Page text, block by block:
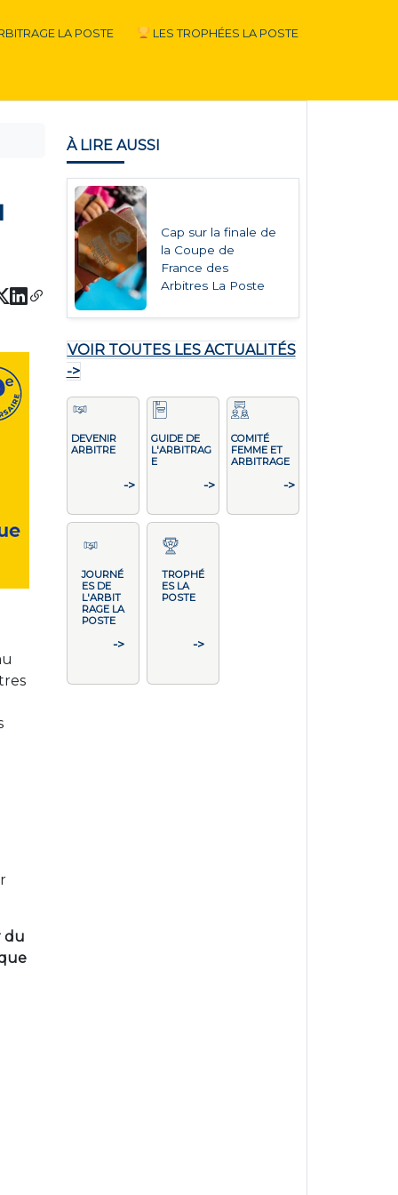
LA POSTE LES TROPHÉES LA POSTE
du
À LIRE AUSSI
Cap sur la finale de
la Coupe de
France des
Arbitres La Poste
VOIR TOUTES LES ACTUALITÉS
->
DEVENIR
ARBITRE
->
GUIDE DE
L'ARBITRAG
E
->
COMITÉ
FEMME ET
ARBITRAGE
->
JOURNÉ
ES DE
L'ARBIT
RAGE LA
POSTE
->
TROPHÉ
ES LA
POSTE
->